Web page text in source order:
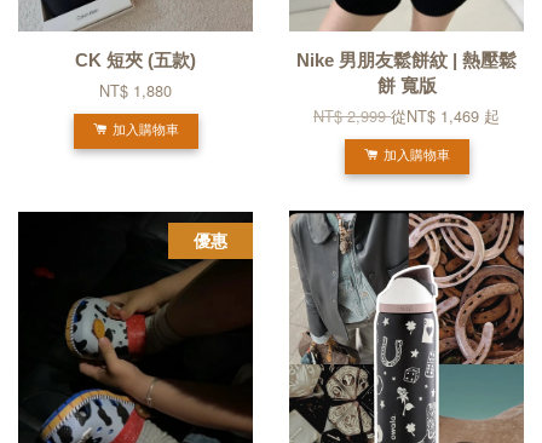
CK 短夾 (五款)
NT$ 1,880
加入購物車
Nike 男朋友鬆餅紋 | 熱壓鬆
餅 寬版
NT$ 2,999從NT$ 1,469 起
加入購物車
優惠